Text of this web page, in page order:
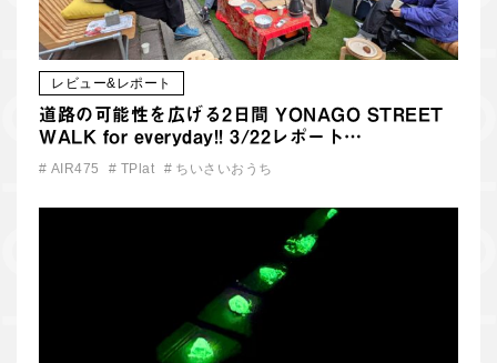
レビュー&レポート
道路の可能性を広げる2日間 YONAGO STREET
WALK for everyday!! 3/22レポート…
# AIR475 # TPlat # ちいさいおうち